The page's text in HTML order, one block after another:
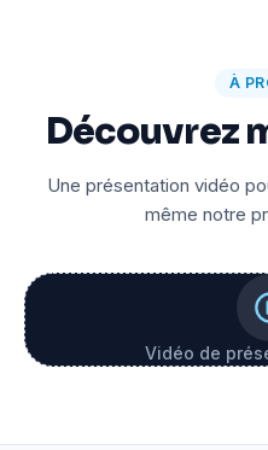
À
Découvrez
Une présentation vidéo
même notre
Vidéo de